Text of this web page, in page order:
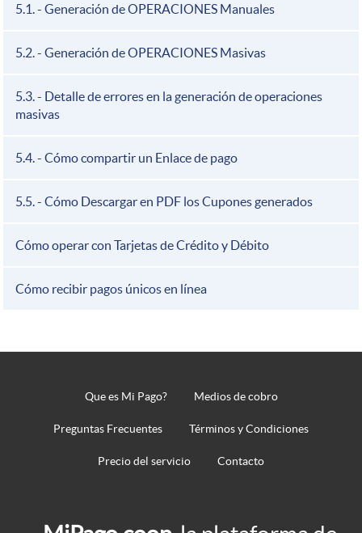
5.1. - Generación de OPERACIONES Manuales
5.2. - Generación de OPERACIONES Masivas
5.3. - Detalle de errores en la generación de operaciones
masivas
5.4. - Cómo compartir un Enlace de pago
5.5. - Cómo Descargar en PDF los Cupones generados
Cómo operar con Tarjetas de Crédito y Débito
Cómo recibir pagos únicos en línea
Que es Mi Pago? Medios de cobro
Preguntas Frecuentes Términos y Condiciones
Precio del servicio Contacto